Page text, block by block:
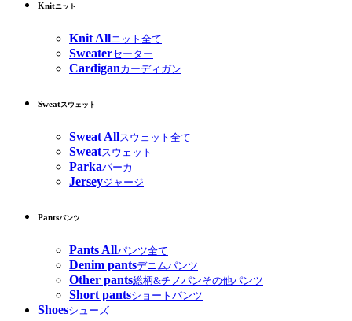
Knitニット
Knit Allニット全て
Sweaterセーター
Cardiganカーディガン
Sweatスウェット
Sweat Allスウェット全て
Sweatスウェット
Parkaパーカ
Jerseyジャージ
Pantsパンツ
Pants Allパンツ全て
Denim pantsデニムパンツ
Other pants総柄&チノパンその他パンツ
Short pantsショートパンツ
Shoesシューズ